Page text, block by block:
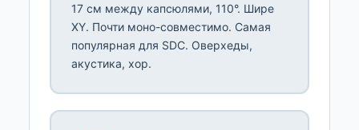
17 см между капсюлями, 110°. Шире
XY. Почти моно-совместимо. Самая
популярная для SDC. Оверхеды,
акустика, хор.